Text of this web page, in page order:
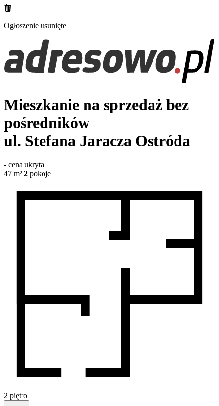
Ogłoszenie usunięte
Mieszkanie na sprzedaż bez
pośredników
ul. Stefana Jaracza Ostróda
- cena ukryta
47 m² 2 pokoje
2 piętro